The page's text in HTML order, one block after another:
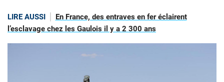
LIRE AUSSI
En France, des entraves en fer éclairent
l’esclavage chez les Gaulois il y a 2 300 ans